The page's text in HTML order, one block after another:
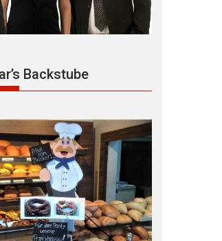
Backstube